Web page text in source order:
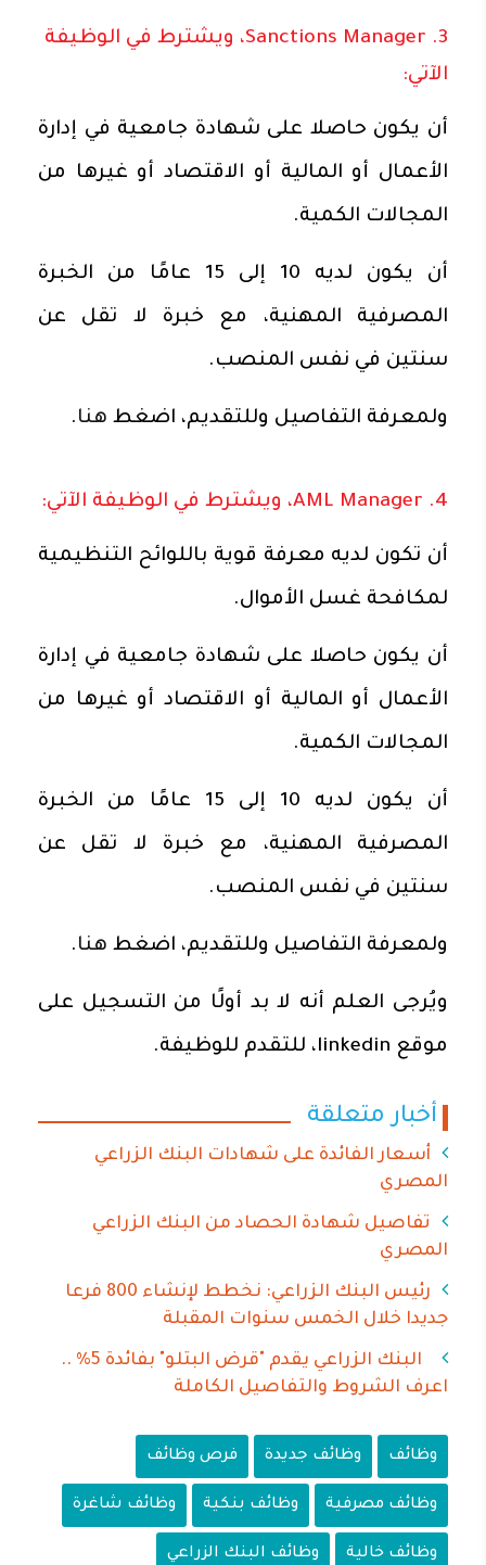
3. Sanctions Manager، ويشترط في الوظيفة
الآتي:
أن يكون حاصلا على شهادة جامعية في إدارة
الأعمال أو المالية أو الاقتصاد أو غيرها من
المجالات الكمية.
أن يكون لديه 10 إلى 15 عامًا من الخبرة
المصرفية المهنية، مع خبرة لا تقل عن
سنتين في نفس المنصب.
ولمعرفة التفاصيل وللتقديم، اضغط هنا .
4. AML Manager، ويشترط في الوظيفة الآتي:
أن تكون لديه معرفة قوية باللوائح التنظيمية
لمكافحة غسل الأموال.
أن يكون حاصلا على شهادة جامعية في إدارة
الأعمال أو المالية أو الاقتصاد أو غيرها من
المجالات الكمية.
أن يكون لديه 10 إلى 15 عامًا من الخبرة
المصرفية المهنية، مع خبرة لا تقل عن
سنتين في نفس المنصب.
ولمعرفة التفاصيل وللتقديم، اضغط هنا .
ويُرجى العلم أنه لا بد أولًا من التسجيل على
موقع linkedin، للتقدم للوظيفة.
أخبار متعلقة
أسعار الفائدة على شهادات البنك الزراعي
المصري
تفاصيل شهادة الحصاد من البنك الزراعي
المصري
رئيس البنك الزراعي: نخطط لإنشاء 800 فرعا
جديدا خلال الخمس سنوات المقبلة
البنك الزراعي يقدم "قرض البتلو" بفائدة 5% ..
اعرف الشروط والتفاصيل الكاملة
وظائف وظائف جديدة فرص وظائف
وظائف مصرفية وظائف بنكية وظائف شاغرة
وظائف خالية وظائف البنك الزراعي